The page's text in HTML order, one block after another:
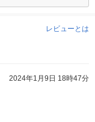
レビューとは
2024年1月9日 18時47分